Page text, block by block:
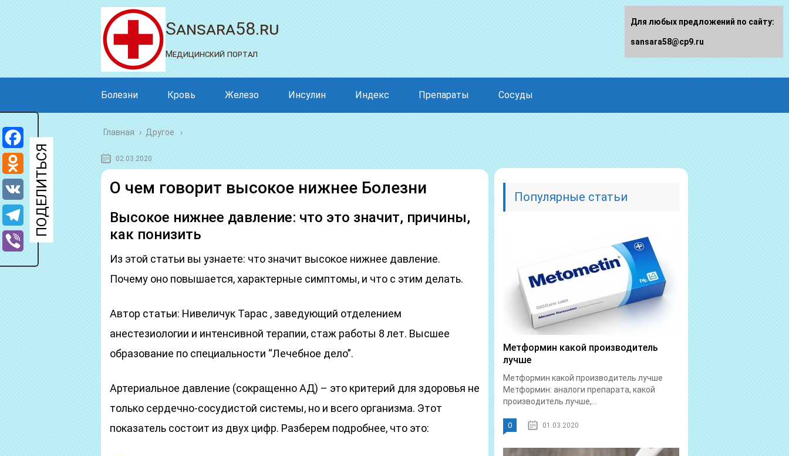
Sansara58.ru
Медицинский портал
Болезни Кровь Железо Инсулин Индекс Препараты Сосуды
Главная › Другое
02.03.2020
О чем говорит высокое нижнее Болезни
Высокое нижнее давление: что это значит, причины,
как понизить
Из этой статьи вы узнаете: что значит высокое нижнее давление.
Почему оно повышается, характерные симптомы, и что с этим делать.
Автор статьи: Нивеличук Тарас , заведующий отделением
анестезиологии и интенсивной терапии, стаж работы 8 лет. Высшее
образование по специальности “Лечебное дело”.
Артериальное давление (сокращенно АД) – это критерий для здоровья не
только сердечно-сосудистой системы, но и всего организма. Этот
показатель состоит из двух цифр. Разберем подробнее, что это:
Популярные статьи
Метформин какой производитель
лучше
Метформин какой производитель лучше
Метформин: аналоги препарата, какой
производитель лучше,...
0 01.03.2020
Facebook
Odnoklassniki
VK
Telegram
Viber
Для любых предложений по сайту:
sansara58@cp9.ru